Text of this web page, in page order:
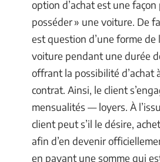
option d’achat est une
posséder » une voiture. De
est question d’une forme de
voiture pendant une durée
offrant la possibilité d’achat
contrat. Ainsi, le client
mensualités — loyers. À
client peut s’il le désire,
afin d’en devenir
en payant une somme qui